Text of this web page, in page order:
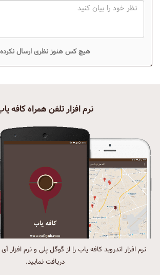
هیچ کس هنوز نظری ارسال نکرده
نرم افزار تلفن همراه کافه
نرم افزار اندروید کافه یاب را از گوگل پلی و نرم افزار
دریافت نمایید.